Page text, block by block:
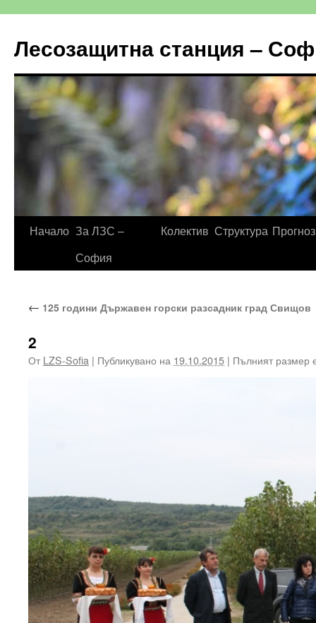
Лесозащитна станция –
Начало За ЛЗС –
София
Колектив Структура
← 125 години Държавен горски разсадник град Свищов
2
От LZS-Sofia | Публикувано на 19.10.2015 | Пълният размер